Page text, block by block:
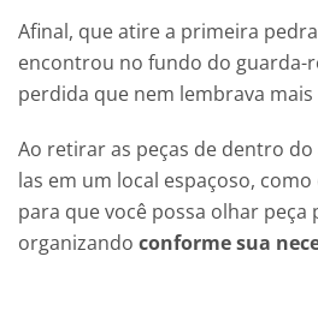
Afinal, que atire a primeira
encontrou no fundo do guarda-
perdida que nem lembrava
Ao retirar as peças de dentro
las em um local espaçoso,
para que você possa olhar peça
organizando conforme sua